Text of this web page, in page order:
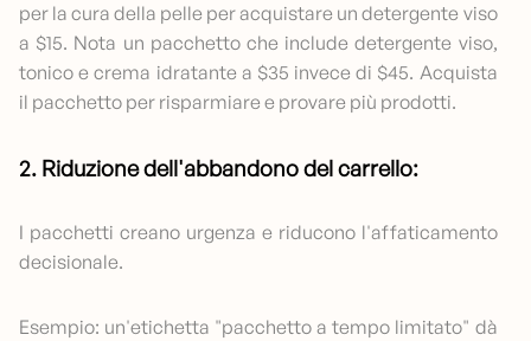
per la cura della pelle per acquistare un detergente viso
a $15. Nota un pacchetto che include detergente viso,
tonico e crema idratante a $35 invece di $45. Acquista
il pacchetto per risparmiare e provare più prodotti.
2. Riduzione dell'abbandono del carrello:
I pacchetti creano urgenza e riducono l'affaticamento
decisionale.
Esempio: un'etichetta "pacchetto a tempo limitato" dà